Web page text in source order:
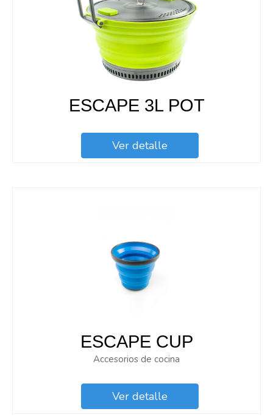
ESCAPE 3L POT
Ver detalle
ESCAPE CUP
Accesorios de cocina
Ver detalle